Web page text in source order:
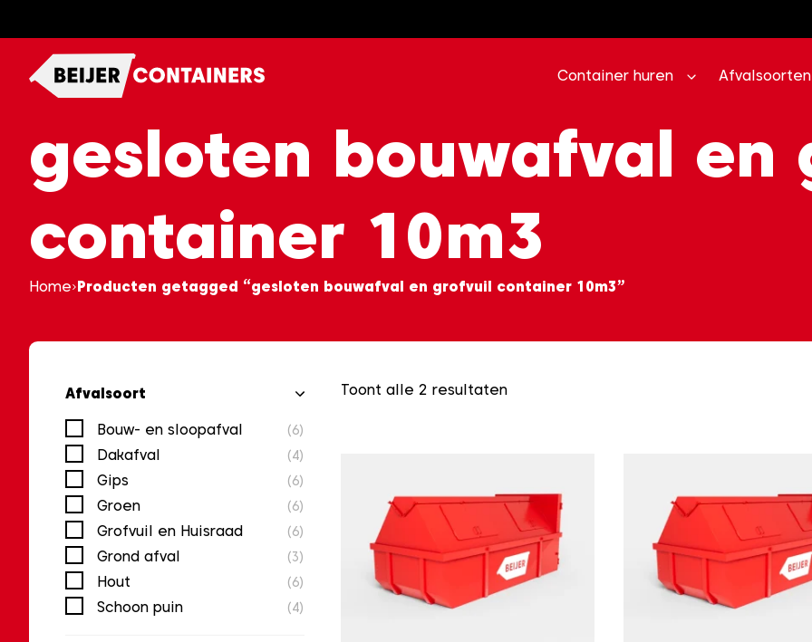
content
Container huren
Afvalsoorten
gesloten bouwafval en
container 10m3
Home Producten getagged “gesloten bouwafval en grofvuil container 10m3”
Afvalsoort
Bouw- en sloopafval (6)
Dakafval (4)
Gips (6)
Groen (6)
Grofvuil en Huisraad (6)
Grond afval (3)
Hout (6)
Schoon puin (4)
Toont alle 2 resultaten